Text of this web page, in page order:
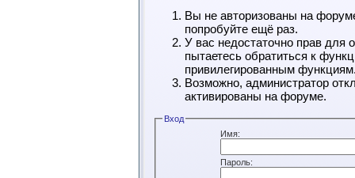
Вы не авторизованы на
попробуйте ещё раз.
У вас недостаточно прав для
пытаетесь обратиться к
привилегированным
Возможно, администратор
активированы на форуме.
Вход
Имя:
Пароль: